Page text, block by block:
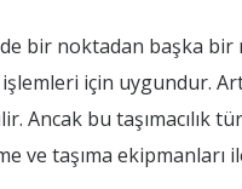
bir noktadan başka
işlemleri için uygundur.
Ancak bu
ve taşıma ekipmanları